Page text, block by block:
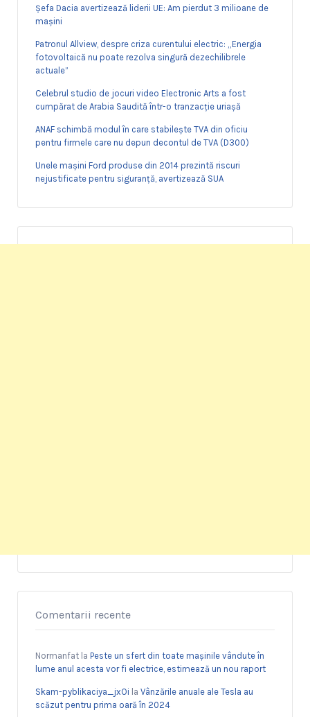
Șefa Dacia avertizează liderii UE: Am pierdut 3 milioane de
mașini
Patronul Allview, despre criza curentului electric: „Energia
fotovoltaică nu poate rezolva singură dezechilibrele
actuale”
Celebrul studio de jocuri video Electronic Arts a fost
cumpărat de Arabia Saudită într-o tranzacție uriașă
ANAF schimbă modul în care stabilește TVA din oficiu
pentru firmele care nu depun decontul de TVA (D300)
Unele mașini Ford produse din 2014 prezintă riscuri
nejustificate pentru siguranță, avertizează SUA
Comentarii recente
Normanfat la Peste un sfert din toate mașinile vândute în
lume anul acesta vor fi electrice, estimează un nou raport
Skam-pyblikaciya_jxOi la Vânzările anuale ale Tesla au
scăzut pentru prima oară în 2024